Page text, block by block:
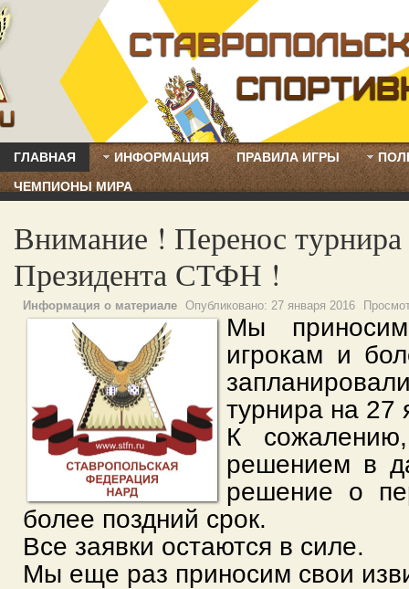
ГЛАВНАЯ ИНФОРМАЦИЯ ПРАВИЛА ИГРЫ
ЧЕМПИОНЫ МИРА
Внимание ! Перенос
Президента СТФН !
Информация о материале Опубликовано: 27 января 2016
Мы
игрокам и
турнира на 27
К
решением в
решение о
более поздний срок.
Все заявки остаются в силе.
Мы еще раз приносим свои